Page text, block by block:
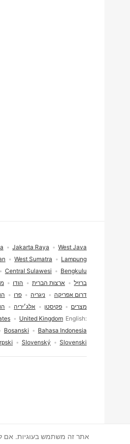
בחירת שפה
English
United Kingdom
Bahasa Indonesia
Bosanski
Slovenski
Slovenský
ברזיל ארצות הברית הודו
דרום אפריקה
ניגריה פרו
מצרים
פקיסטן אלג׳יריה
West Java
Jakarta Raya
Lampung
West Sumatra
Bengkulu
Central Sulawesi
אתר זה משתמש בעוגיות. אם